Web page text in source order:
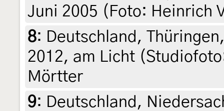
Juni 2005 (Foto: Heinrich
8: Deutschland,
2012, am Licht
Mörtter
9: Deutschland,